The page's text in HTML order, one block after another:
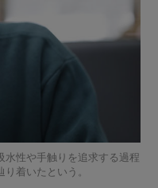
水性や手触りを追求する過程
着いたという。